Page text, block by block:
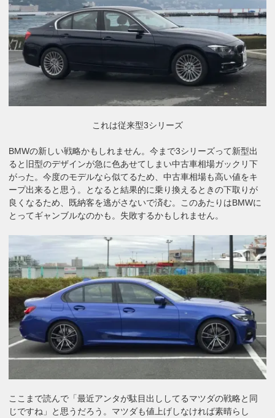
これは従来型3シリーズ
BMWの新しい戦略かもしれません。今まで3シリーズって新型出
ると旧型のデザインが急に色あせてしまい中古車相場ガックリ下
がった。今度のモデルなら似てるため、中古車相場も高い値をキ
ープ出来ると思う。となると結果的に乗り換えるときの下取りが
良くなるため、既納客を逃がさないで済む。このあたりはBMWに
とってギャンブルなのかも。失敗するかもしれません。
ここまで読んで「最近アンタが駄目出ししてるマツダの戦略と同
じですね」と思うだろう。マツダも値上げしなければ素晴らし